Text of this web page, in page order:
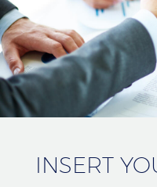
INSERT